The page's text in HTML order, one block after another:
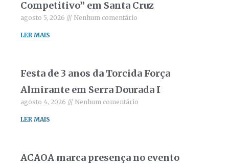
Competitivo” em Santa Cruz
agosto 5, 2026 Nenhum comentário
LER MAIS
Festa de 3 anos da Torcida Força
Almirante em Serra Dourada I
agosto 4, 2026 Nenhum comentário
LER MAIS
ACAOA marca presença no evento